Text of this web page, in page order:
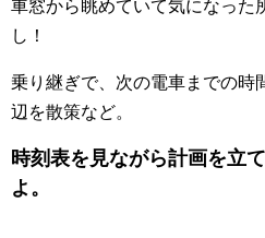
車窓から眺めていて気になった
し！
乗り継ぎで、次の電車までの時
辺を散策など。
時刻表を見ながら計画を立
よ。